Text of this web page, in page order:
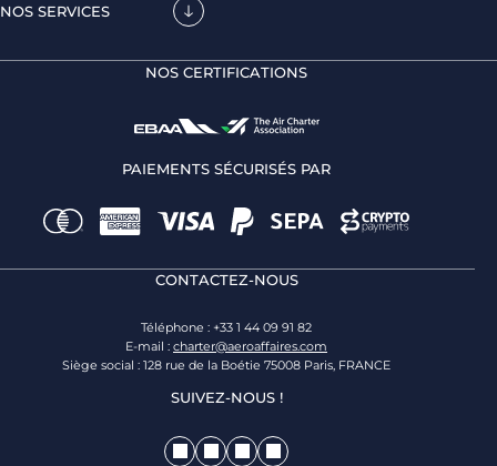
NOS SERVICES
NOS CERTIFICATIONS
PAIEMENTS SÉCURISÉS PAR
CONTACTEZ-NOUS
Téléphone : +33 1 44 09 91 82
E-mail : charter@aeroaffaires.com
Siège social : 128 rue de la Boétie 75008 Paris, FRANCE
SUIVEZ-NOUS !